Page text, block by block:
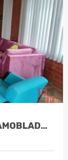
ARRIENDO CASA CAMPESTRE AMOBLADA EN PALESTINA, COD 9778763